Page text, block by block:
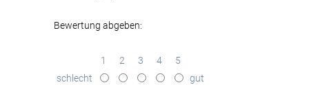
Bewertung abgeben:
1 2 3 4
5
schlecht
gut